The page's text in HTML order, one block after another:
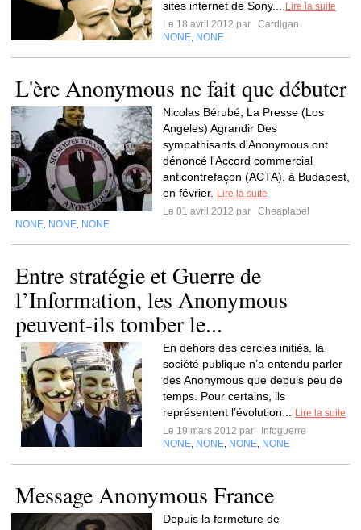
sites internet de Sony...
Lire la suite
Le 18 avril 2012 par
Cardigan
NONE NONE
L'ère Anonymous ne fait que débuter
Nicolas Bérubé, La Presse (Los
Angeles) Agrandir Des
sympathisants d'Anonymous ont
dénoncé l'Accord commercial
anticontrefaçon (ACTA), à Budapest,
en février.
Lire la suite
Le 01 avril 2012 par
Cheaplabel
NONE NONE NONE
Entre stratégie et Guerre de
l’Information, les Anonymous
peuvent-ils tomber le...
En dehors des cercles initiés, la
société publique n’a entendu parler
des Anonymous que depuis peu de
temps. Pour certains, ils
représentent l’évolution...
Lire la suite
Le 19 mars 2012 par
Infoguerre
NONE NONE NONE NONE
Message Anonymous France
Depuis la fermeture de